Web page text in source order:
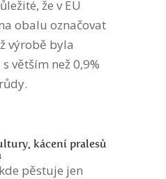
že v EU
obalu označovat
výrobě byla
větším než 0,9%
kácení pralesů
pěstuje jen